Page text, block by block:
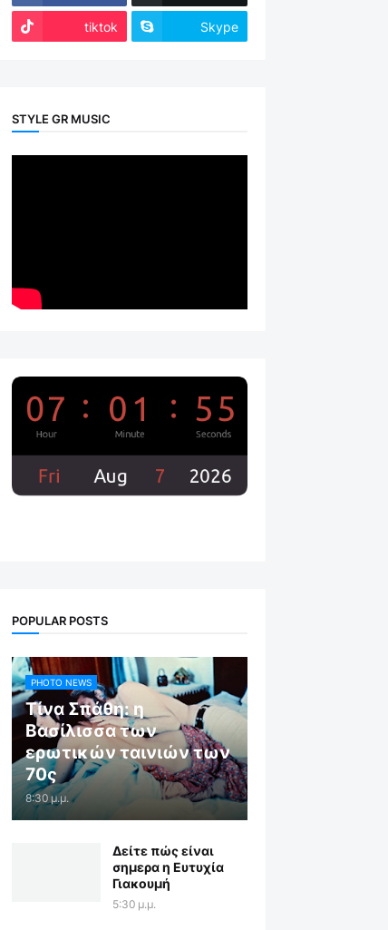
tiktok Skype
STYLE GR MUSIC
POPULAR POSTS
PHOTO NEWS
Τίνα Σπάθη: η
Βασίλισσα των
ερωτικών ταινιών των
70ς
8:30 μ.μ.
Δείτε πώς είναι
σημερα η Ευτυχία
Γιακουμή
5:30 μ.μ.